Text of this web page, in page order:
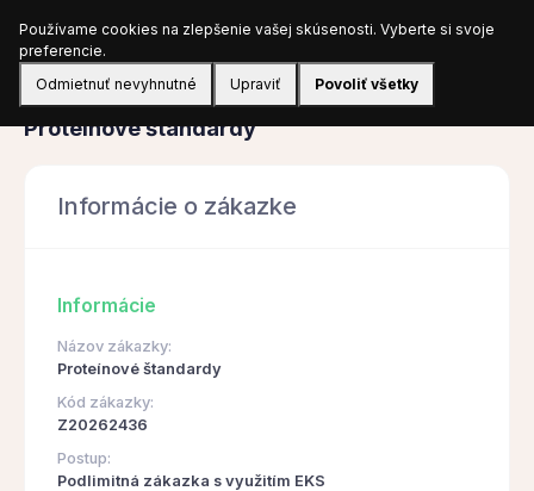
Prihlásiť sa
Obstarávanie
Proteínové štandardy
Informácie o zákazke
Informácie
Názov zákazky:
Proteínové štandardy
Kód zákazky:
Z20262436
Postup:
Podlimitná zákazka s využitím EKS
Používame cookies na zlepšenie vašej skúsenosti. Vyberte si svoje
preferencie.
Odmietnuť nevyhnutné
Upraviť Povoliť všetky